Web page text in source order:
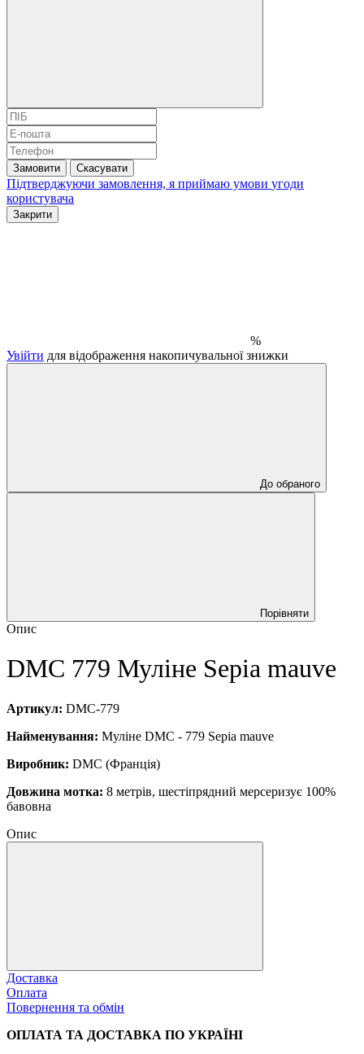
Замовити Скасувати
Підтверджуючи замовлення, я приймаю умови угоди
користувача
Закрити
%
Увійти для відображення накопичувальної знижки
До обраного
Порівняти
Опис
DMC 779 Муліне Sepia mauve
Артикул: DMC-779
Найменування: Муліне DMC - 779 Sepia mauve
Виробник: DMC (Франція)
Довжина мотка: 8 метрів, шестіпрядний мерсеризує 100%
бавовна
Опис
Доставка
Оплата
Повернення та обмін
ОПЛАТА ТА ДОСТАВКА ПО УКРАЇНІ